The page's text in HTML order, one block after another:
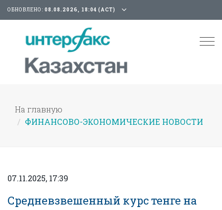
ОБНОВЛЕНО: 08.08.2026, 18:04 (АСТ)
На главную
ФИНАНСОВО-ЭКОНОМИЧЕСКИЕ НОВОСТИ
07.11.2025, 17:39
Средневзвешенный курс тенге на